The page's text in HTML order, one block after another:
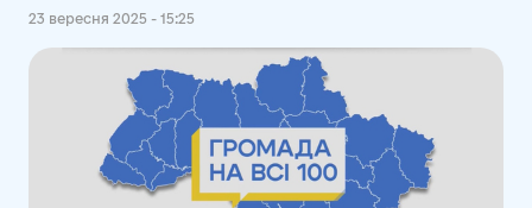
23 вересня 2025 - 15:25